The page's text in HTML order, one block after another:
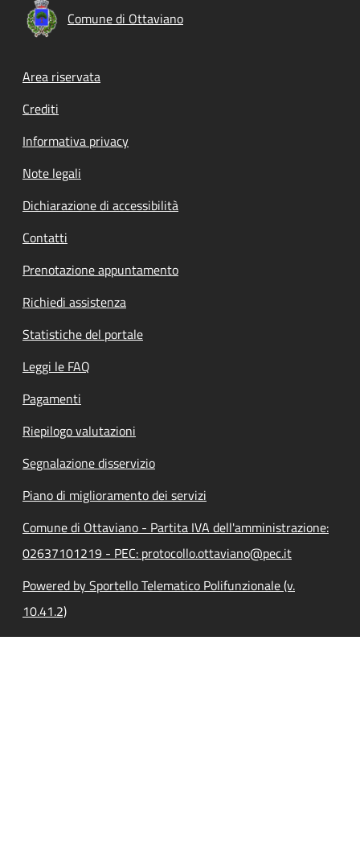
Comune di Ottaviano
Footer menu
Area riservata
Crediti
Informativa privacy
Note legali
Dichiarazione di accessibilità
Contatti
Prenotazione appuntamento
Richiedi assistenza
Statistiche del portale
Leggi le FAQ
Pagamenti
Riepilogo valutazioni
Segnalazione disservizio
Piano di miglioramento dei servizi
Comune di Ottaviano - Partita IVA dell'amministrazione:
02637101219 - PEC: protocollo.ottaviano@pec.it
Powered by Sportello Telematico Polifunzionale (v.
10.41.2)